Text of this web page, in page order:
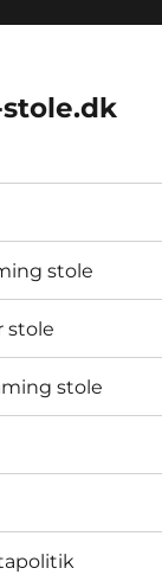
stole
stole
stole